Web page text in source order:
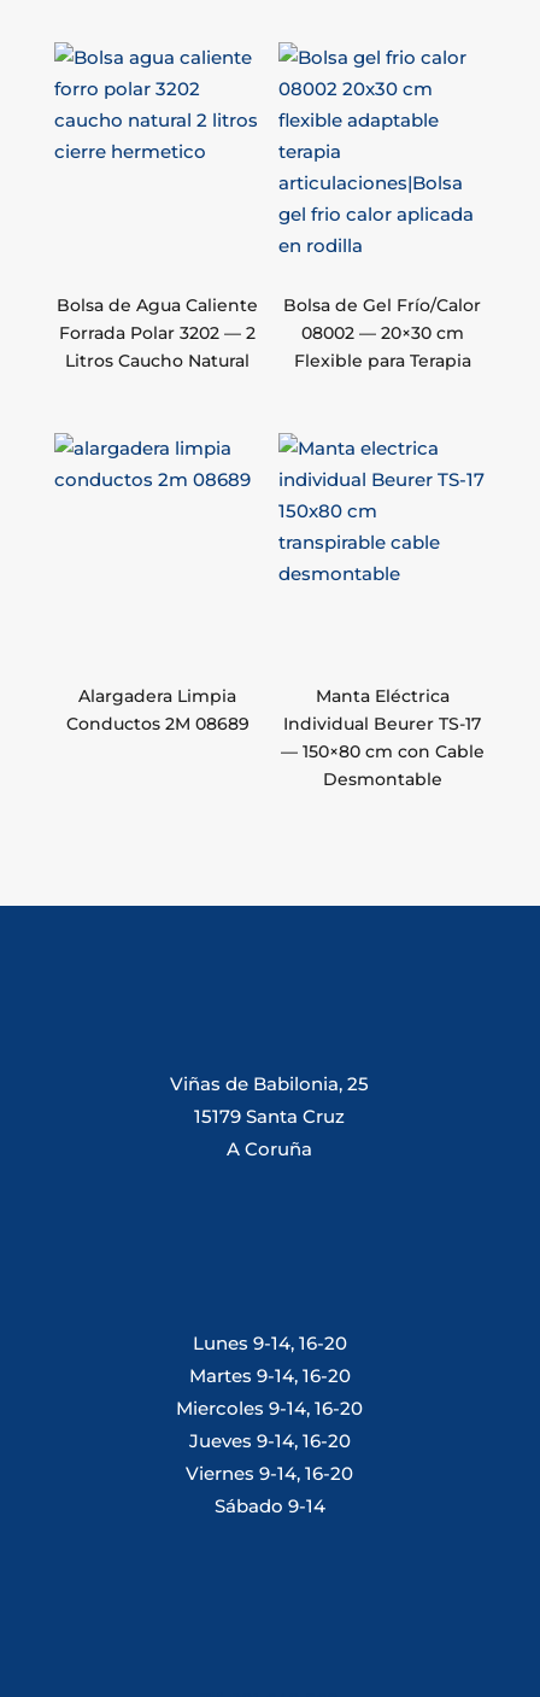
Bolsa de Agua Caliente
Forrada Polar 3202 — 2
Litros Caucho Natural
Bolsa de Gel Frío/Calor
08002 — 20×30 cm
Flexible para Terapia
Alargadera Limpia
Conductos 2M 08689
Manta Eléctrica
Individual Beurer TS-17
— 150×80 cm con Cable
Desmontable
Viñas de Babilonia, 25
15179 Santa Cruz
A Coruña
Lunes 9-14, 16-20
Martes 9-14, 16-20
Miercoles 9-14, 16-20
Jueves 9-14, 16-20
Viernes 9-14, 16-20
Sábado 9-14